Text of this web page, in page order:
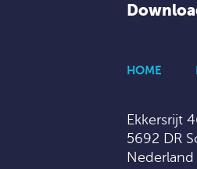
HOME
Ekkersrijt
5692 DR
Nederland